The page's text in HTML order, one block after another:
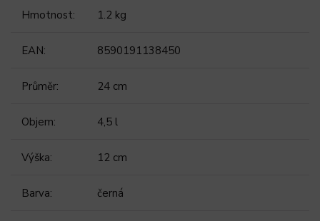
Hmotnost: 1.2 kg
EAN: 8590191138450
Průměr: 24 cm
Objem: 4,5 l
Výška: 12 cm
Barva: černá